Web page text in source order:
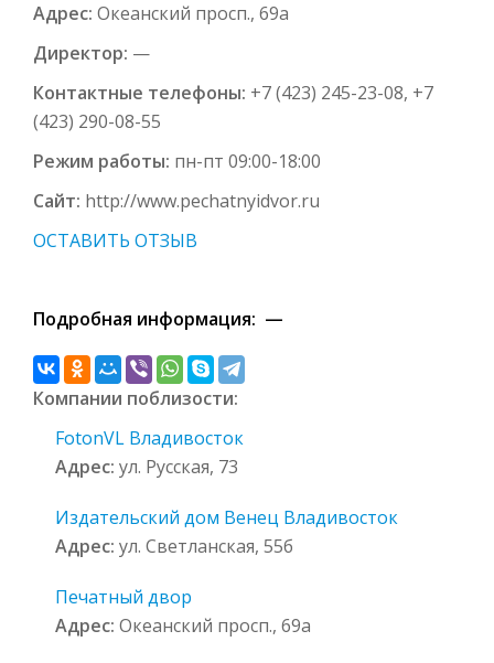
Адрес: Океанский просп., 69а
Директор: —
Контактные телефоны: +7 (423) 245-23-08, +7
(423) 290-08-55
Режим работы: пн-пт 09:00-18:00
Сайт: http://www.pechatnyidvor.ru
ОСТАВИТЬ ОТЗЫВ
Подробная информация: —
Компании поблизости:
FotonVL Владивосток
Адрес: ул. Русская, 73
Издательский дом Венец Владивосток
Адрес: ул. Светланская, 55б
Печатный двор
Адрес: Океанский просп., 69а